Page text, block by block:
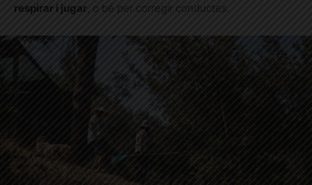
respirar i jugar, o bé per corregir conductes.